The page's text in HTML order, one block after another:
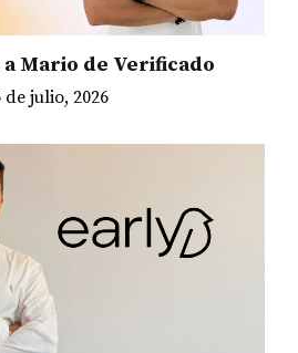
a Mario de Verificado
de julio, 2026